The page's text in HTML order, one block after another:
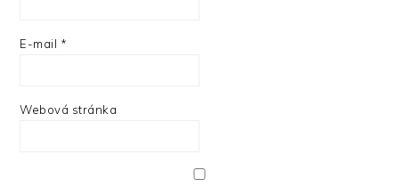
E-mail *
Webová stránka